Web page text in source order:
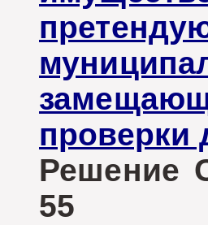
проверки
Решение
55